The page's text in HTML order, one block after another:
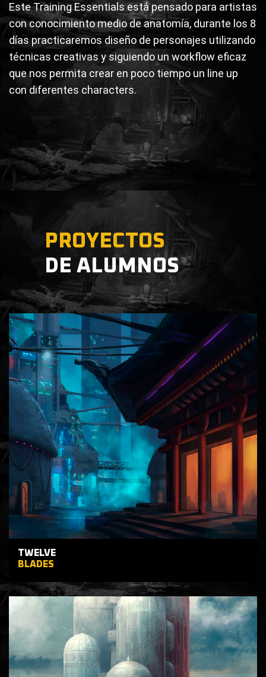
Este Training Essentials está pensado para artistas
con conocimiento medio de anatomía, durante los 8
días practicaremos diseño de personajes utilizando
técnicas creativas y siguiendo un workflow eficaz
que nos permita crear en poco tiempo un line up
con diferentes characters.
PROYECTOS
DE ALUMNOS
TWELVE
BLADES